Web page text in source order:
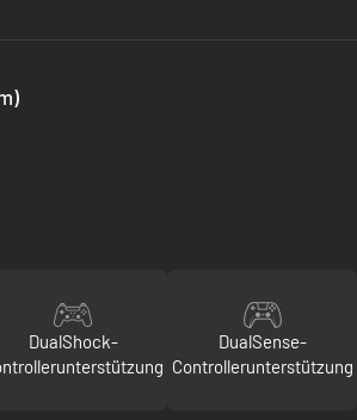
DualShock-
DualSense-
Controllerunterstützung